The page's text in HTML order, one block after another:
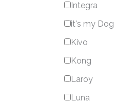
Integra
it's my Dog
Kivo
Kong
Laroy
Luna